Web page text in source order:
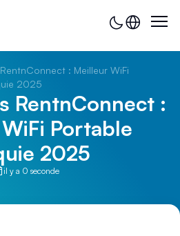
: Meilleur WiFi
2025
RentnConnect :
Portable
2025
il y a 0 seconde